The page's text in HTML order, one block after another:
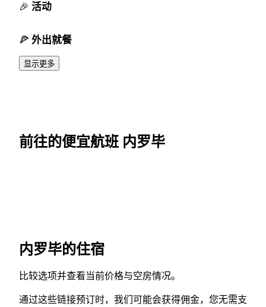
活动
外出就餐
显示更多
前往的便宜航班 内罗毕
内罗毕的住宿
比较选项并查看当前价格与空房情况。
通过这些链接预订时，我们可能会获得佣金，您无需支